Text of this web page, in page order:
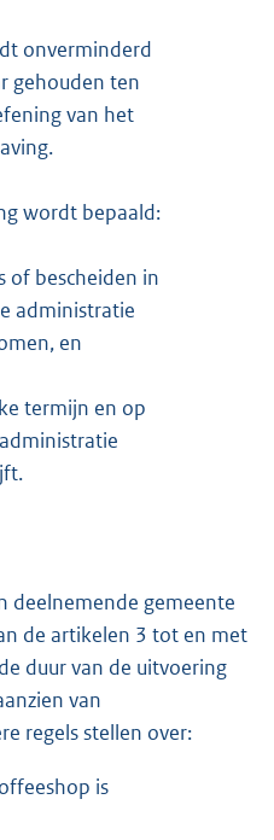
onverminderd
gehouden ten
van het
wordt bepaald:
of bescheiden in
administratie
en
termijn en op
deelnemende gemeente
de artikelen 3 tot en met
duur van de uitvoering
van
regels stellen over:
is